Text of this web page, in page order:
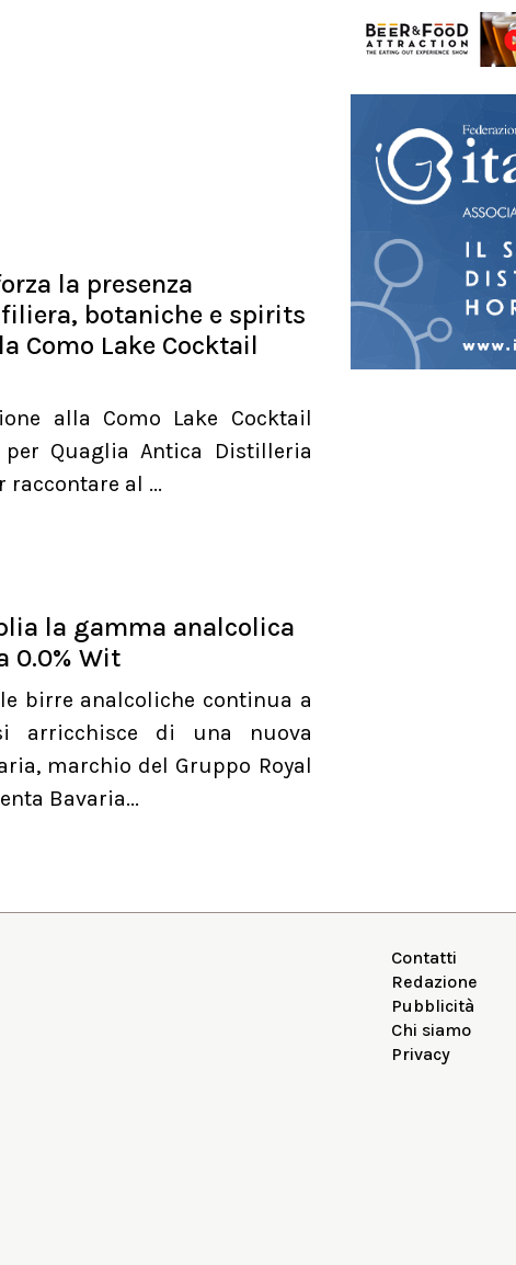
la presenza
filiera, botaniche e spirits
Como Lake Cocktail
alla Como Lake Cocktail
Quaglia Antica Distilleria
raccontare al ...
la gamma analcolica
0.0% Wit
birre analcoliche continua a
arricchisce di una nuova
marchio del Gruppo Royal
Bavaria...
Contatti
Redazione
Pubblicità
Chi siamo
Privacy